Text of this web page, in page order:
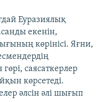
Еуразиялық
екенін,
көрінісі. Яғни,
саясаткерлер
көрсетеді.
әлсін әлі шығып